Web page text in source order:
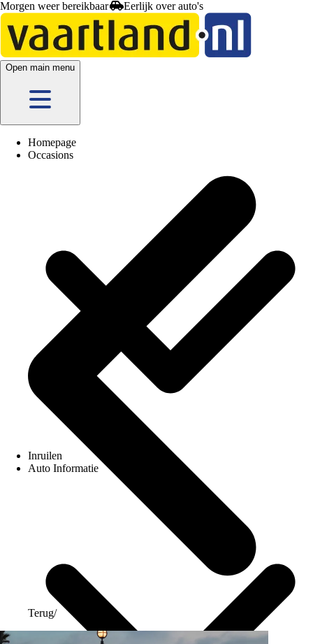
Morgen weer bereikbaar
Open main menu
Homepage
Occasions
Inruilen
Auto Informatie
Terug/